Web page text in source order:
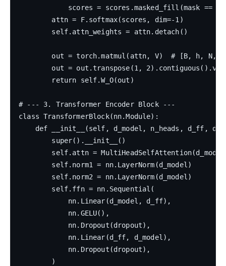
scores = scores.masked_fill(mask ==
        attn = F.softmax(scores, dim=-1)
        self.attn_weights = attn.detach()
out = torch.matmul(attn, V)  # [B, h, N,
out = out.transpose(1,
        return self.W_O(out)
# --- 3. Transformer Encoder Block ---
class TransformerBlock(nn.Module):
def __init__(self, d_model, n_heads, d_ff,
        super().__init__()
self.attn =
        self.norm1 = nn.LayerNorm(d_model)
        self.norm2 = nn.LayerNorm(d_model)
        self.ffn = nn.Sequential(
            nn.Linear(d_model, d_ff),
            nn.GELU(),
            nn.Dropout(dropout),
            nn.Linear(d_ff, d_model),
            nn.Dropout(dropout),
        )